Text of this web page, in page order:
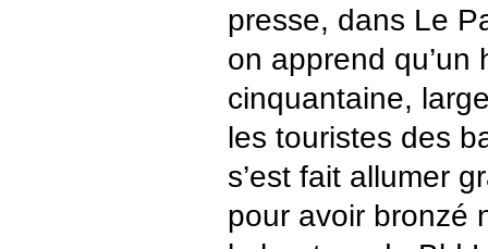
presse, dans Le
on apprend qu’un
cinquantaine,
les touristes des
s’est fait allumer
pour avoir bronzé